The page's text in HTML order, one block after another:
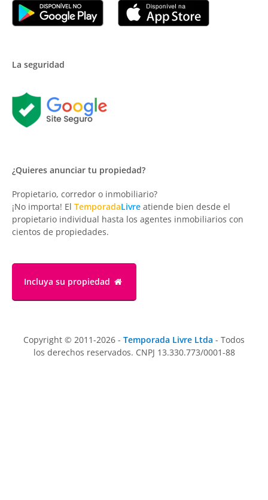
La seguridad
¿Quieres anunciar tu propiedad?
Propietario, corredor o inmobiliario?
¡No importa! El TemporadaLivre atiende bien desde el
propietario individual hasta los agentes inmobiliarios con
cientos de propiedades.
Incluya su propiedad
Copyright © 2011-2026 - Temporada Livre Ltda - Todos
los derechos reservados. CNPJ 13.330.773/0001-88